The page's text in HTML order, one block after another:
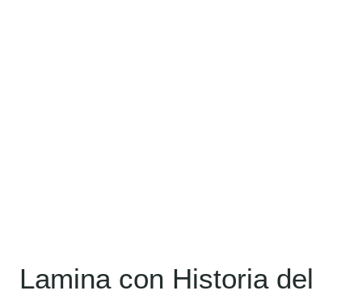
Lamina con Historia del